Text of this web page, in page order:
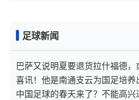
足球新闻
巴萨又说明夏要退货拉什福德
传闻
喜讯！他是南通支云为国足培
核心
中国足球的春天来了？不能高兴